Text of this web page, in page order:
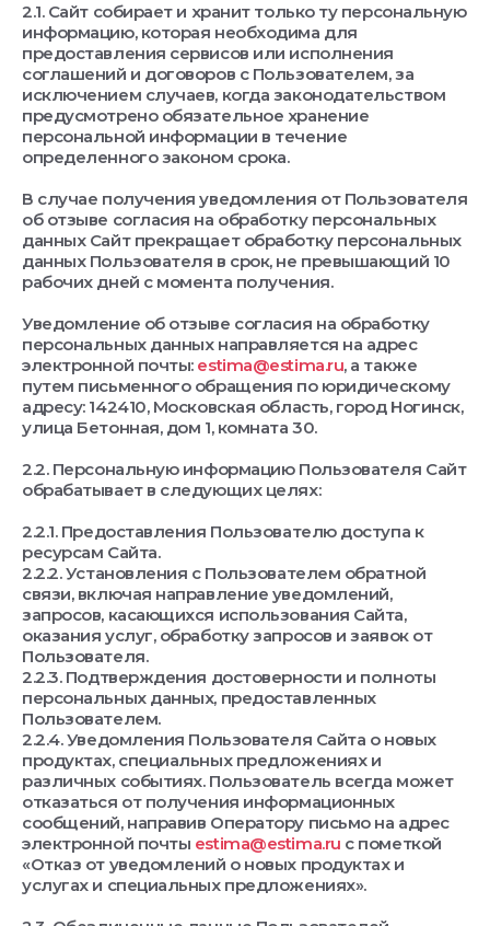
2.1. Сайт собирает и хранит только ту персональную
информацию, которая необходима для
предоставления сервисов или исполнения
соглашений и договоров с Пользователем, за
исключением случаев, когда законодательством
предусмотрено обязательное хранение
персональной информации в течение
определенного законом срока.
В случае получения уведомления от Пользователя
об отзыве согласия на обработку персональных
данных Сайт прекращает обработку персональных
данных Пользователя в срок, не превышающий 10
рабочих дней с момента получения.
Уведомление об отзыве согласия на обработку
персональных данных направляется на адрес
электронной почты: estima@estima.ru, а также
путем письменного обращения по юридическому
адресу: 142410, Московская область, город Ногинск,
улица Бетонная, дом 1, комната 30.
2.2. Персональную информацию Пользователя Сайт
обрабатывает в следующих целях:
2.2.1. Предоставления Пользователю доступа к
ресурсам Сайта.
2.2.2. Установления с Пользователем обратной
связи, включая направление уведомлений,
запросов, касающихся использования Сайта,
оказания услуг, обработку запросов и заявок от
Пользователя.
2.2.3. Подтверждения достоверности и полноты
персональных данных, предоставленных
Пользователем.
2.2.4. Уведомления Пользователя Сайта о новых
продуктах, специальных предложениях и
различных событиях. Пользователь всегда может
отказаться от получения информационных
сообщений, направив Оператору письмо на адрес
электронной почты estima@estima.ru с пометкой
«Отказ от уведомлений о новых продуктах и
услугах и специальных предложениях».